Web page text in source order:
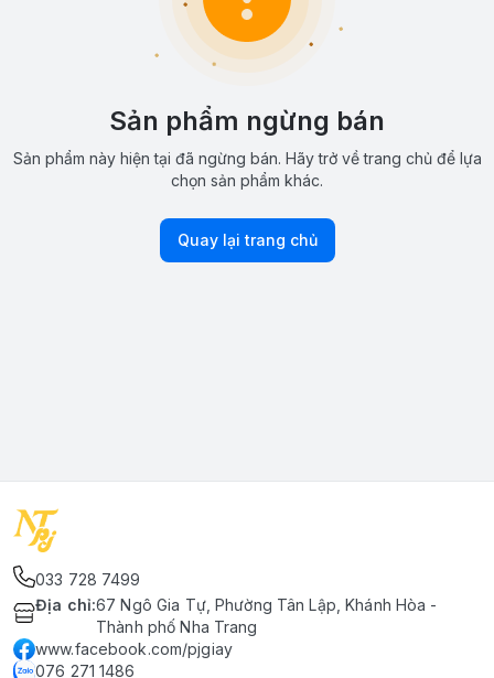
Sản phẩm ngừng bán
Sản phẩm này hiện tại đã ngừng bán. Hãy trở về trang chủ để lựa
chọn sản phẩm khác.
Quay lại trang chủ
033 728 7499
Địa chỉ:67 Ngô Gia Tự, Phường Tân Lập, Khánh Hòa -
Thành phố Nha Trang
www.facebook.com/pjgiay
076 271 1486